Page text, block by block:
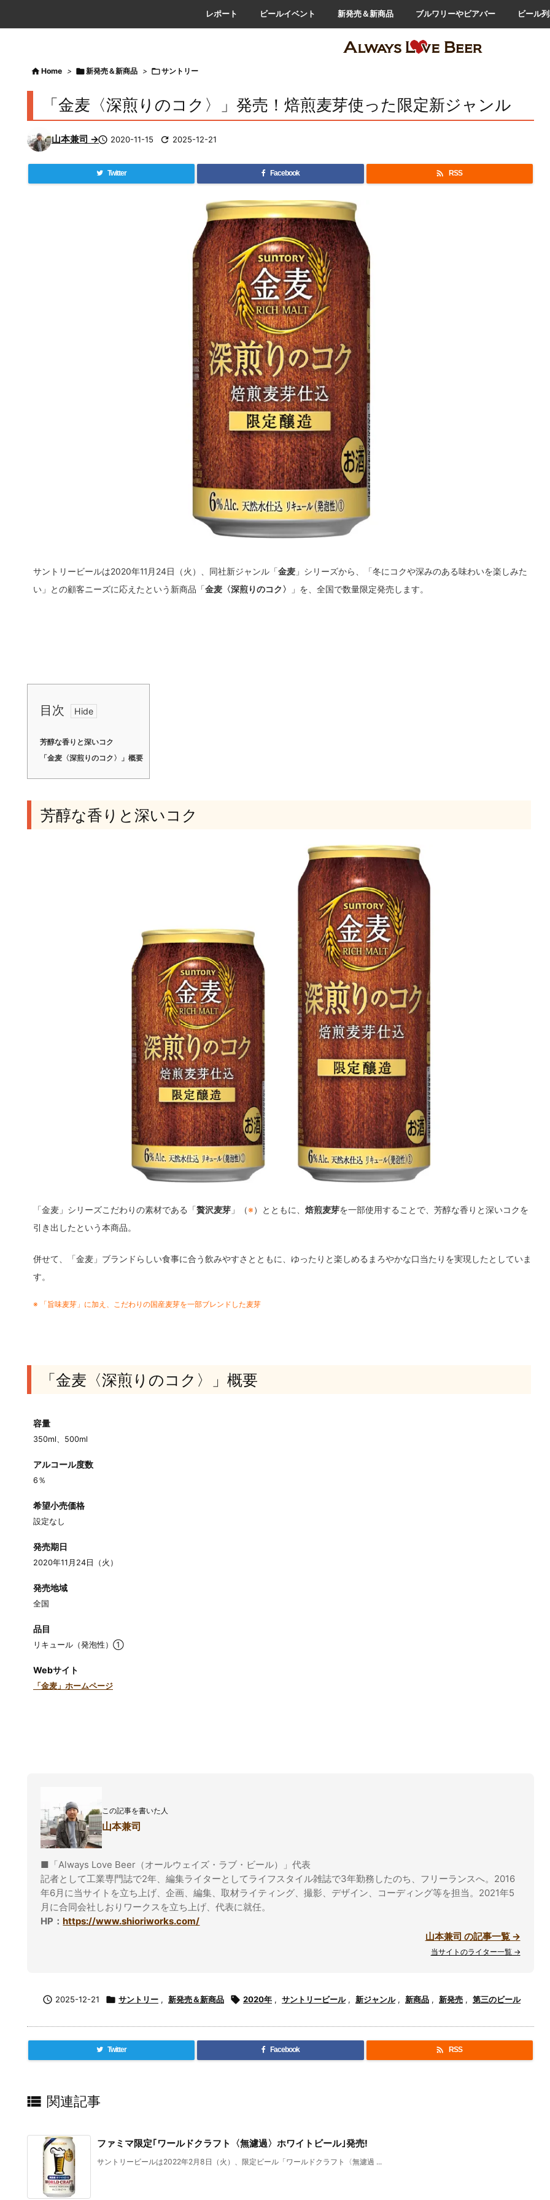
レポート ビールイベント 新発売＆新商品 ブルワリーやビアバー ビール
 Home > 新発売＆新商品 > サントリー
「金麦〈深煎りのコク〉」発売！焙煎麦芽使った限定新ジャンル
山本兼司 → 2020-11-15  2025-12-21
Twitter Facebook  RSS
サントリービールは2020年11月24日（火）、同社新ジャンル「金麦 」シリーズから、「冬にコクや深みのある味わいを楽しみた
い」との顧客ニーズに応えたという新商品「金麦〈深煎りのコク〉 」を、全国で数量限定発売します。
目次
芳醇な香りと深いコク
「金麦〈深煎りのコク〉」概要
芳醇な香りと深いコク
「金麦」シリーズこだわりの素材である「贅沢麦芽 」（※）とともに、 焙煎麦芽を一部使用することで、芳醇な香りと深いコクを
引き出したという本商品。
併せて、「金麦」ブランドらしい食事に合う飲みやすさとともに、ゆったりと楽しめるまろやかな口当たりを実現したとしていま
す。
※ 「旨味麦芽」に加え、こだわりの国産麦芽を一部ブレンドした麦芽
「金麦〈深煎りのコク〉」概要
容量
350ml、500ml
アルコール度数
6％
希望小売価格
設定なし
発売期日
2020年11月24日（火）
発売地域
全国
品目
リキュール（発泡性）①
Webサイト
「金麦」ホームページ
この記事を書いた人
山本兼司
■「Always Love Beer（オールウェイズ・ラブ・ビール）」代表
記者として工業専門誌で2年、編集ライターとしてライフスタイル雑誌で3年勤務したのち、フリーランスへ。2016
年6月に当サイトを立ち上げ、企画、編集、取材ライティング、撮影、デザイン、コーディング等を担当。2021年5
月に合同会社しおりワークスを立ち上げ、代表に就任。
HP：https://www.shioriworks.com/
山本兼司 の記事一覧 →
当サイトのライター一覧 →
 2025-12-21  サントリー , 新発売＆新商品  2020年 , サントリービール , 新ジャンル , 新商品 , 新発売 , 第三のビール
Twitter Facebook  RSS
 関連記事
ファミマ限定｢ワールドクラフト〈無濾過〉ホワイトビール｣発売!
サントリービールは2022年2月8日（火）、限定ビール「ワールドクラフト〈無濾過 ...